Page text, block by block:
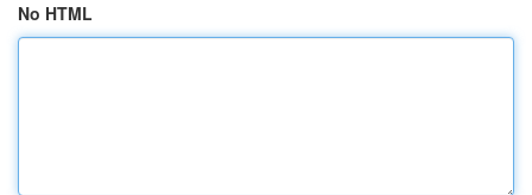
No HTML